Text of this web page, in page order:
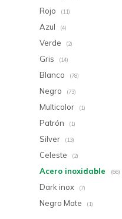
Rojo (11)
Azul (4)
Verde (2)
Gris (14)
Blanco (78)
Negro (73)
Multicolor (1)
Patrón (1)
Silver (13)
Celeste (2)
Acero inoxidable (66)
Dark inox (7)
Negro Mate (1)